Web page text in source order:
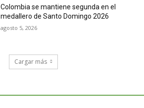
Colombia se mantiene segunda en el
medallero de Santo Domingo 2026
agosto 5, 2026
Cargar más